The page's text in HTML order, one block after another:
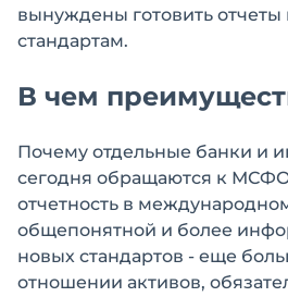
вынуждены готовить отчеты
стандартам.
В чем
Почему отдельные банки и
сегодня обращаются к
отчетность в
общепонятной и более
новых стандартов - еще
отношении активов,